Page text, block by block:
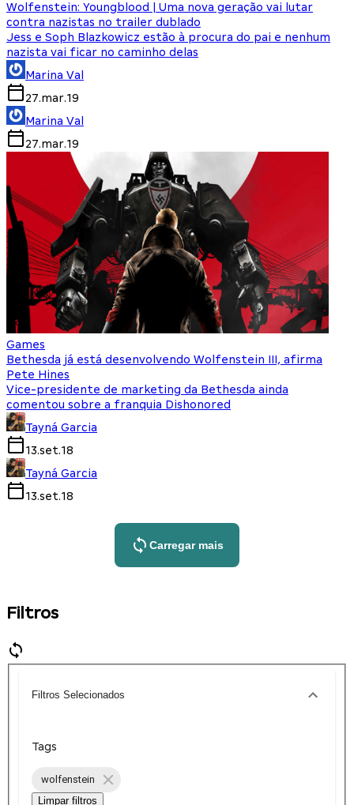
Wolfenstein: Youngblood | Uma nova geração vai lutar
contra nazistas no trailer dublado
Jess e Soph Blazkowicz estão à procura do pai e nenhum
nazista vai ficar no caminho delas
Marina Val
27.mar.19
Marina Val
27.mar.19
Games
Bethesda já está desenvolvendo Wolfenstein III, afirma
Pete Hines
Vice-presidente de marketing da Bethesda ainda
comentou sobre a franquia Dishonored
Tayná Garcia
13.set.18
Tayná Garcia
13.set.18
Carregar mais
Filtros
Filtros Selecionados
Tags
wolfenstein
Limpar filtros